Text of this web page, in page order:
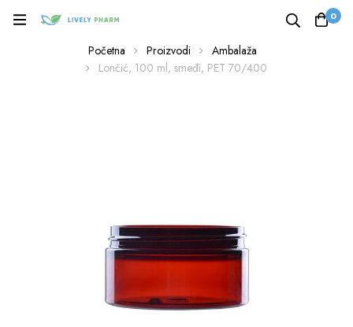
0
Početna Proizvodi
Ambalaža
Lončić, 100 ml, smeđi, PET 70/400